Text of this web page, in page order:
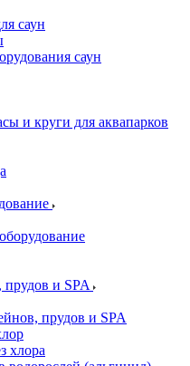
саун
саун
и круги для аквапарков
и SPA
прудов и SPA
хлора